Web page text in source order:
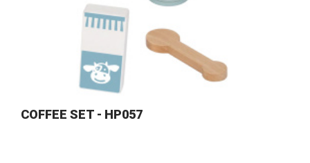
COFFEE SET - HP057